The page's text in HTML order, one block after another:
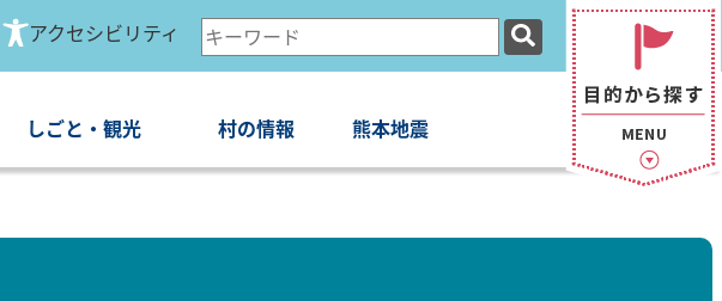
アクセシビリティ
検
索
ー
ー
しごと・観光 村の情報 熊本地震